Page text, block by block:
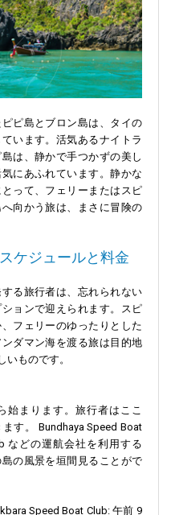
ピ島とブロン島は、タイの
います。活気あるナイトラ
は、静かで手つかずの美し
にあふれています。静かな
って、フェリーまたはスピ
向かう旅は、まさに冒険の
ケジュールと料金
る旅行者は、忘れられない
ョンで迎えられます。スピ
フェリーのゆったりとした
ダマン海を渡る旅は目的地
ものです。
始まります。旅行者はここ
す。 Bundhaya Speed Boat
などの運航会社を利用する
の風景を垣間見ることがで
Speed Boat Club: 午前 9